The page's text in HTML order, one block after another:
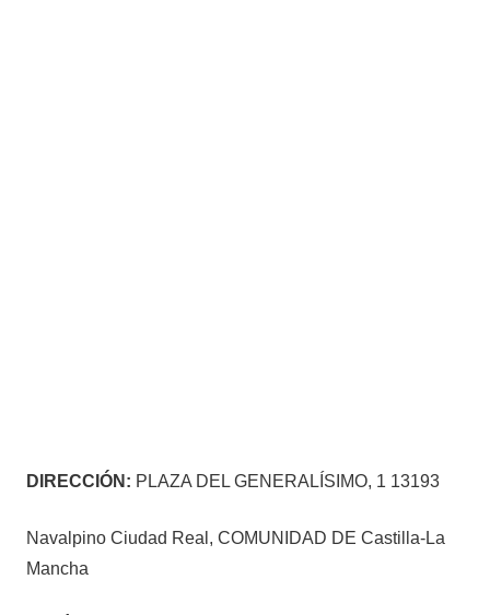
DIRECCIÓN: PLAZA DEL GENERALÍSIMO, 1 13193
Navalpino Ciudad Real, COMUNIDAD DE Castilla-La
Mancha